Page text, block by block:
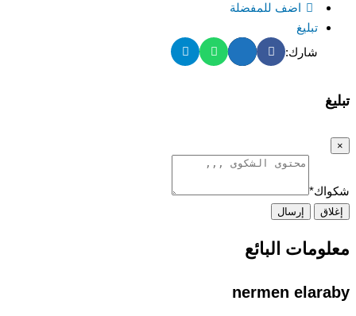
اضف للمفضلة
تبليغ
شارك:
تبليغ
×
شكواك*
إغلاق إرسال
معلومات البائع
nermen elaraby